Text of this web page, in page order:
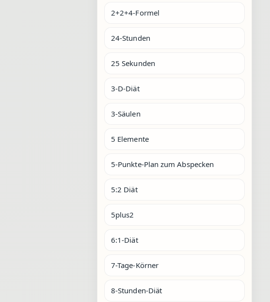
2+2+4-Formel
24-Stunden
25 Sekunden
3-D-Diät
3-Säulen
5 Elemente
5-Punkte-Plan zum Abspecken
5:2 Diät
5plus2
6:1-Diät
7-Tage-Körner
8-Stunden-Diät